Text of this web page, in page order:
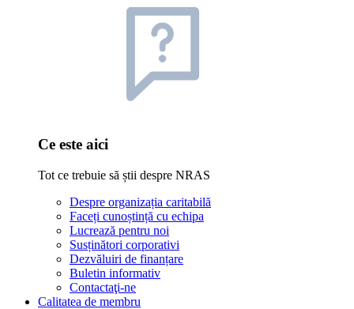
Ce este aici
Tot ce trebuie să știi despre NRAS
Despre organizația caritabilă
Faceți cunoștință cu echipa
Lucrează pentru noi
Susținători corporativi
Dezvăluiri de finanțare
Buletin informativ
Contactaţi-ne
Calitatea de membru